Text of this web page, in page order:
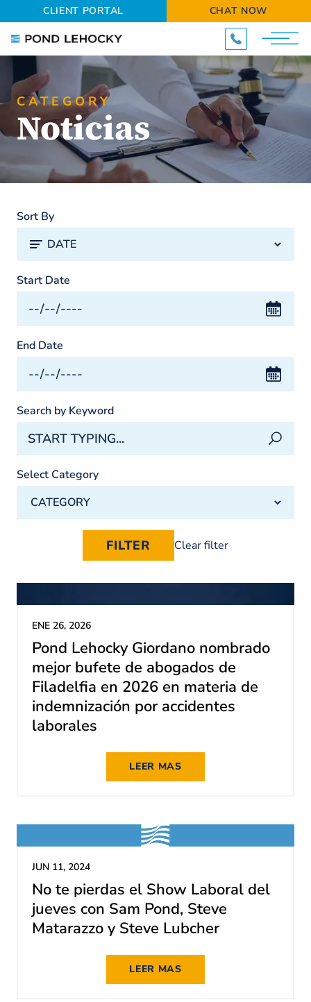
CLIENT PORTAL CHAT NOW
CATEGORY
Noticias
Sort By
Start Date
End Date
Search by Keyword
Select Category
Clear filter
ENE 26, 2026
Pond Lehocky Giordano nombrado
mejor bufete de abogados de
Filadelfia en 2026 en materia de
indemnización por accidentes
laborales
LEER MAS
JUN 11, 2024
No te pierdas el Show Laboral del
jueves con Sam Pond, Steve
Matarazzo y Steve Lubcher
LEER MAS